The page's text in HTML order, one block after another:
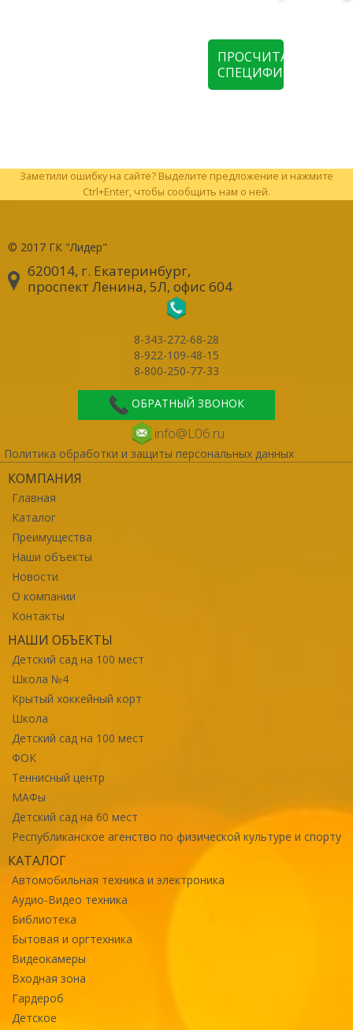
ПРОСЧИТАТЬ
СПЕЦИФИКАЦИЮ
Заметили ошибку на сайте? Выделите предложение и нажмите
Ctrl+Enter, чтобы сообщить нам о ней.
© 2017 ГК "Лидер"
620014, г. Екатеринбург,
проспект Ленина, 5Л, офис 604
8-343-272-68-28
8-922-109-48-15
8-800-250-77-33
ОБРАТНЫЙ ЗВОНОК
info@L06.ru
Политика обработки и защиты персональных данных
КОМПАНИЯ
Главная
Каталог
Преимущества
Наши объекты
Новости
О компании
Контакты
НАШИ ОБЪЕКТЫ
Детский сад на 100 мест
Школа №4
Крытый хоккейный корт
Школа
Детский сад на 100 мест
ФОК
Теннисный центр
МАФы
Детский сад на 60 мест
Республиканское агенство по физической культуре и спорту
КАТАЛОГ
Автомобильная техника и электроника
Аудио-Видео техника
Библиотека
Бытовая и оргтехника
Видеокамеры
Входная зона
Гардероб
Детское